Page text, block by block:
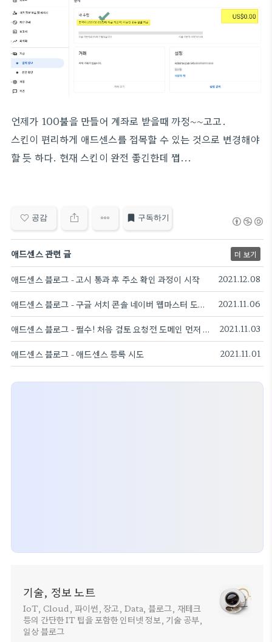
언제가 100불을 만들어 계좌로 받을때 까정~~고고.
스킨이 편리하게 애드센스를 접목할 수 있는 것으로 변경해야
할 듯 하다. 현재 스킨이 완전 좋긴한데 쩝...
공감 구독하기
애드센스 관련 글 더 보기
애드센스 블로그 - 고시 통과 후 주소 확인 과정이 시작 2021.12.08
애드센스 블로그 - 구글 서치 콘솔 네이버 웹마스터 도구 등록 필수 2021.11.06
애드센스 블로그 - 필수! 처음 검토 요청전 도메인 먼저 연결하자 2021.11.03
애드센스 블로그 - 애드센스 등록 시도 2021.11.01
기술, 정보 노트
IoT, Cloud, 파이썬, 장고, Data, 블로그, 재테크
등의 간단한 IT 팁을 포함한 인터넷 정보, 기술 공부,
일상 블로그